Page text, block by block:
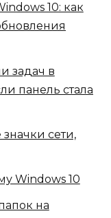
10: как
задач в
панель стала
сети,
Windows 10
на